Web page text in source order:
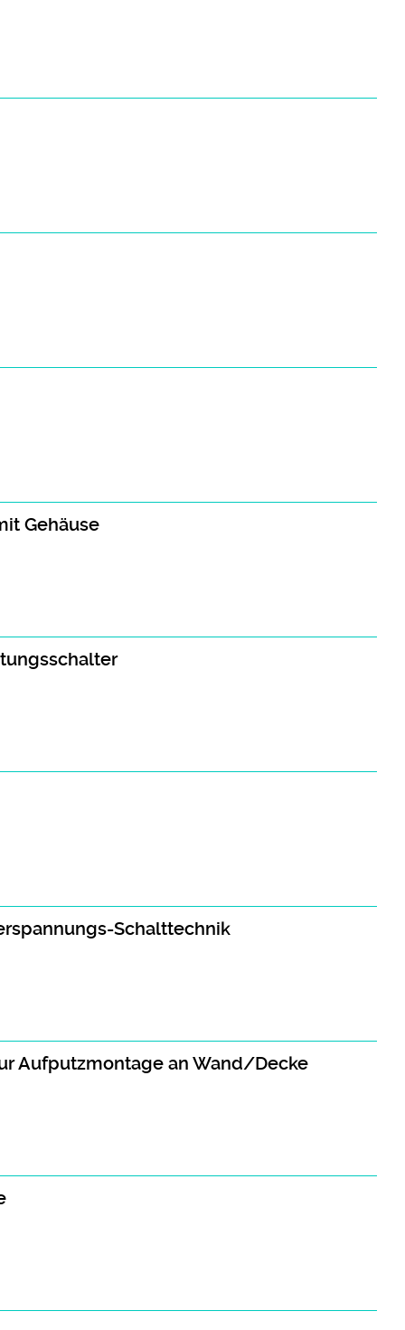
Gehäuse
Schalttechnik
Aufputzmontage an Wand/Decke